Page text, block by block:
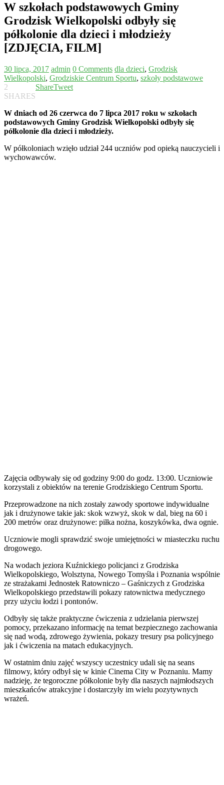
W szkołach podstawowych Gminy
Grodzisk Wielkopolski odbyły się
półkolonie dla dzieci i młodzieży
[ZDJĘCIA, FILM]
30 lipca, 2017 admin 0 Comments dla dzieci, Grodzisk
Wielkopolski, Grodziskie Centrum Sportu, szkoły podstawowe
2
SHARES
ShareTweet
W dniach od 26 czerwca do 7 lipca 2017 roku w szkołach
podstawowych Gminy Grodzisk Wielkopolski odbyły się
półkolonie dla dzieci i młodzieży.
W półkoloniach wzięło udział 244 uczniów pod opieką nauczycieli i
wychowawców.
Zajęcia odbywały się od godziny 9:00 do godz. 13:00. Uczniowie
korzystali z obiektów na terenie Grodziskiego Centrum Sportu.
Przeprowadzone na nich zostały zawody sportowe indywidualne
jak i drużynowe takie jak: skok wzwyż, skok w dal, bieg na 60 i
200 metrów oraz drużynowe: piłka nożna, koszykówka, dwa ognie.
Uczniowie mogli sprawdzić swoje umiejętności w miasteczku ruchu
drogowego.
Na wodach jeziora Kuźnickiego policjanci z Grodziska
Wielkopolskiego, Wolsztyna, Nowego Tomyśla i Poznania wspólnie
ze strażakami Jednostek Ratowniczo – Gaśniczych z Grodziska
Wielkopolskiego przedstawili pokazy ratownictwa medycznego
przy użyciu łodzi i pontonów.
Odbyły się także praktyczne ćwiczenia z udzielania pierwszej
pomocy, przekazano informację na temat bezpiecznego zachowania
się nad wodą, zdrowego żywienia, pokazy tresury psa policyjnego
jak i ćwiczenia na matach edukacyjnych.
W ostatnim dniu zajęć wszyscy uczestnicy udali się na seans
filmowy, który odbył się w kinie Cinema City w Poznaniu. Mamy
nadzieję, że tegoroczne półkolonie były dla naszych najmłodszych
mieszkańców atrakcyjne i dostarczyły im wielu pozytywnych
wrażeń.